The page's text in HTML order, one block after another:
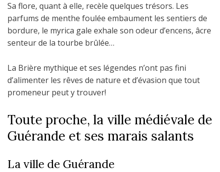
Sa flore, quant à elle, recèle quelques trésors. Les
parfums de menthe foulée embaument les sentiers de
bordure, le myrica gale exhale son odeur d’encens, âcre
senteur de la tourbe brûlée…
La Brière mythique et ses légendes n’ont pas fini
d’alimenter les rêves de nature et d’évasion que tout
promeneur peut y trouver!
Toute proche, la ville médiévale de
Guérande et ses marais salants
La ville de Guérande